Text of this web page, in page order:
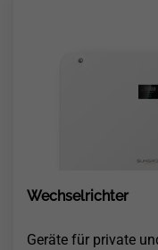
Wechselrichter
Geräte für private